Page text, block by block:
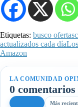
Etiquetas: busco ofertas
actualizados cada día
Amazon
LA COMUNIDAD
0 comentarios
Más